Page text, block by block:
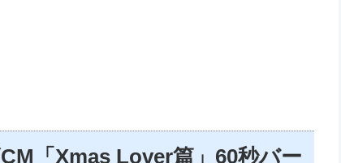
「Xmas Lover篇」60秒バー